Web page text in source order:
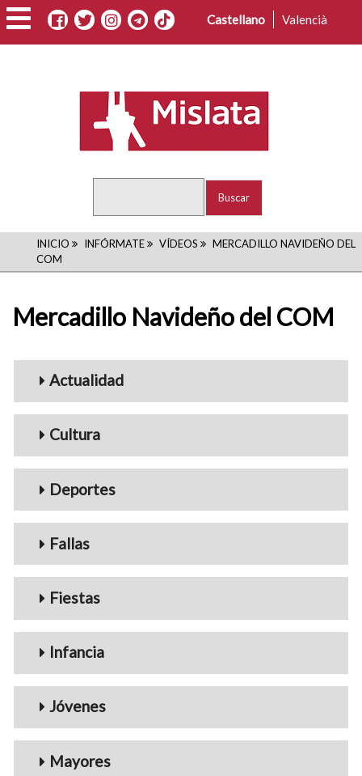
Pasar
al
contenido
Castellano Valencià
RUTA
DE
NAVEGACIÓN
INICIO INFÓRMATE VÍDEOS
MERCADILLO NAVIDEÑO DEL
COM
Mercadillo Navideño del COM
Menu_Videos
Actualidad
Cultura
Deportes
Fallas
Fiestas
Infancia
Jóvenes
Mayores